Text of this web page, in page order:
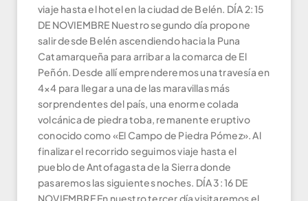
viaje hasta el hotel en la ciudad de Belén. DÍA 2: 15
DE NOVIEMBRE Nuestro segundo día propone
salir desde Belén ascendiendo hacia la Puna
Catamarqueña para arribar a la comarca de El
Peñón. Desde allí emprenderemos una travesía en
4×4 para llegar a una de las maravillas más
sorprendentes del país, una enorme colada
volcánica de piedra toba, remanente eruptivo
conocido como «El Campo de Piedra Pómez». Al
finalizar el recorrido seguimos viaje hasta el
pueblo de Antofagasta de la Sierra donde
pasaremos las siguientes noches. DÍA 3: 16 DE
NOVIEMBRE En nuestro tercer día visitaremos el